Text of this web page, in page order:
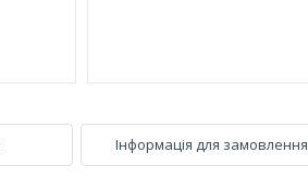
Інформація для замовлення